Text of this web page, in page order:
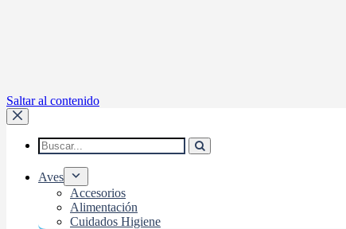
Saltar al contenido
Aves
Accesorios
Alimentación
Cuidados Higiene